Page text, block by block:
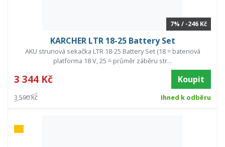
7% / -246 Kč
KARCHER LTR 18-25 Battery Set
AKU strunová sekačka LTR 18-25 Battery Set (18 = bateriová
platforma 18 V, 25 = průměr záběru str...
3 344 Kč Koupit
3 590 Kč Ihned k odběru